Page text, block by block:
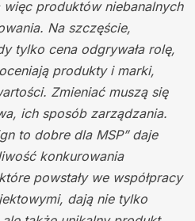
produktów niebanalnych
Na szczęście,
tylko cena odgrywała rolę,
produkty i marki,
Zmieniać muszą się
ich sposób zarządzania.
to dobre dla MSP” daje
konkurowania
powstały we współpracy
dają nie tylko